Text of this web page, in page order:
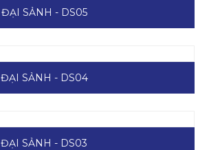
ĐẠI SẢNH - DS05
ĐẠI SẢNH - DS04
ĐẠI SẢNH - DS03